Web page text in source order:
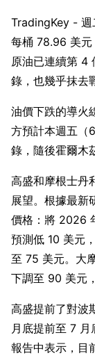
TradingKey - 週
每桶 78.96 美元
原油已連續第 4
錄，也幾乎抹去
油價下跌的導火
方預計本週五（
錄，隨後霍爾木
高盛和摩根士丹
展望。根據最新
價格：將 2026
預測低 10 美元
至 75 美元。大
下調至 90 美元
高盛提前了對波
月底提前至 7
報告中表示，目